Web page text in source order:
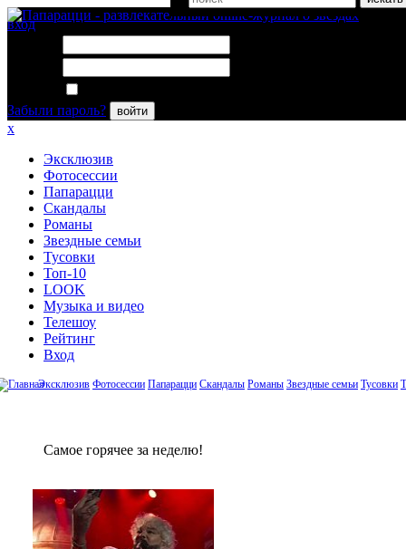
вход
Забыли пароль?
войти
x
Эксклюзив
Фотосессии
Папарацци
Скандалы
Романы
Звездные семьи
Тусовки
Топ-10
LOOK
Музыка и видео
Телешоу
Рейтинг
Вход
Эксклюзив Фотосессии Папарацци Скандалы Романы Звездные семьи Тусовки
Сaмое гoрячее за неделю!